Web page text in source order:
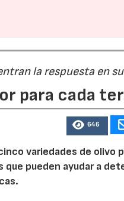
la respuesta en
para cada
646
variedades de olivo
pueden ayudar a